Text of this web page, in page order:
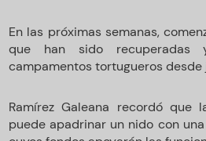
En las próximas semanas,
que han sido recuperadas
campamentos tortugueros desde
Ramírez Galeana recordó que
puede apadrinar un nido con